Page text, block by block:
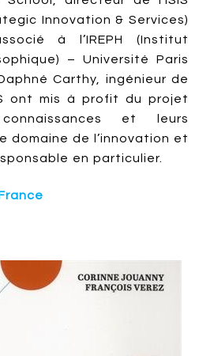
Innovation & Services)
à l’IREPH (Institut
– Université Paris
Carthy, ingénieur de
ont mis à profit du projet
et leurs
domaine de l’innovation et
en particulier.